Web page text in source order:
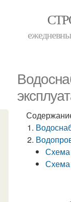
Схема
Схема